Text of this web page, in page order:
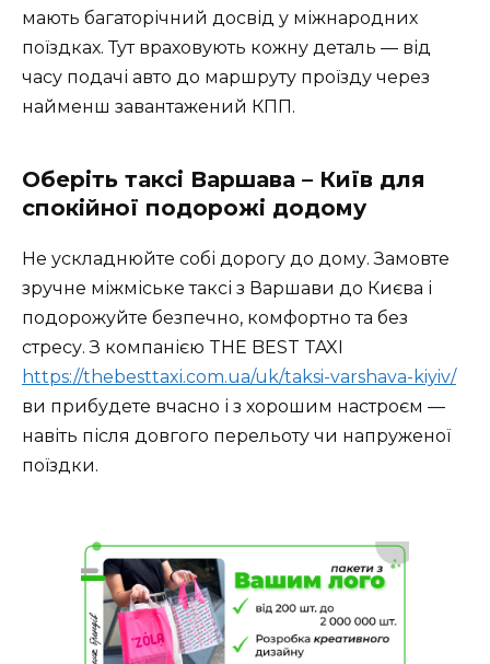
мають багаторічний досвід у міжнародних
поїздках. Тут враховують кожну деталь — від
часу подачі авто до маршруту проїзду через
найменш завантажений КПП.
Оберіть таксі Варшава – Київ для
спокійної подорожі додому
Не ускладнюйте собі дорогу до дому. Замовте
зручне міжміське таксі з Варшави до Києва і
подорожуйте безпечно, комфортно та без
стресу. З компанією THE BEST TAXI
https://thebesttaxi.com.ua/uk/taksi-varshava-kiyiv/
ви прибудете вчасно і з хорошим настроєм —
навіть після довгого перельоту чи напруженої
поїздки.